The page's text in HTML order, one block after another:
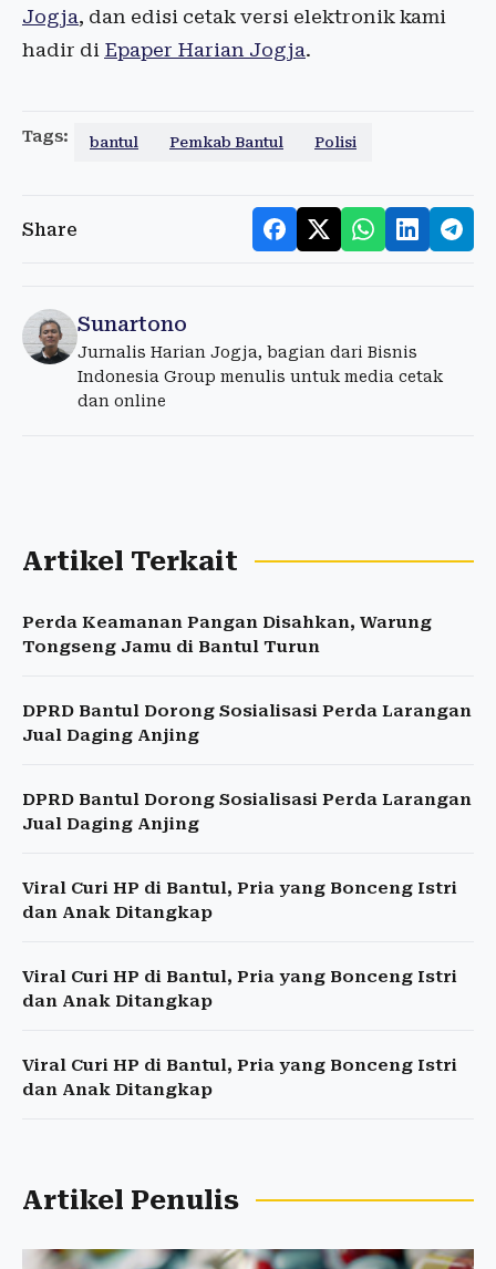
Jogja, dan edisi cetak versi elektronik kami
hadir di Epaper Harian Jogja.
Tags: bantul Pemkab Bantul Polisi
Share
Sunartono
Jurnalis Harian Jogja, bagian dari Bisnis
Indonesia Group menulis untuk media cetak
dan online
Artikel Terkait
Perda Keamanan Pangan Disahkan, Warung
Tongseng Jamu di Bantul Turun
DPRD Bantul Dorong Sosialisasi Perda Larangan
Jual Daging Anjing
DPRD Bantul Dorong Sosialisasi Perda Larangan
Jual Daging Anjing
Viral Curi HP di Bantul, Pria yang Bonceng Istri
dan Anak Ditangkap
Viral Curi HP di Bantul, Pria yang Bonceng Istri
dan Anak Ditangkap
Viral Curi HP di Bantul, Pria yang Bonceng Istri
dan Anak Ditangkap
Artikel Penulis